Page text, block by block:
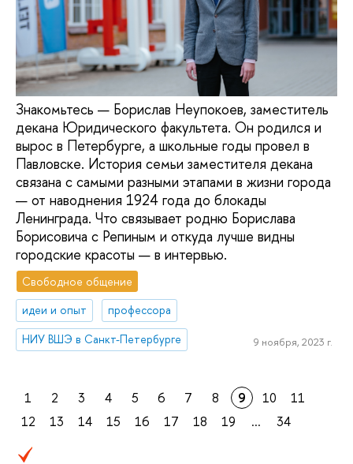
Знакомьтесь — Борислав Неупокоев, заместитель
декана Юридического факультета. Он родился и
вырос в Петербурге, а школьные годы провел в
Павловске. История семьи заместителя декана
связана с самыми разными этапами в жизни города
— от наводнения 1924 года до блокады
Ленинграда. Что связывает родню Борислава
Борисовича с Репиным и откуда лучше видны
городские красоты — в интервью.
Свободное общение
идеи и опыт
профессора
НИУ ВШЭ в Санкт-Петербурге
9 ноября, 2023 г.
1 2 3 4 5 6 7 8 9 10
11
12
13 14 15 16 17 18 19 ... 34